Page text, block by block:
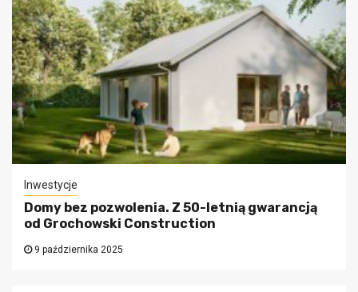
Inwestycje
Domy bez pozwolenia. Z 50-letnią gwarancją
od Grochowski Construction
9 października 2025